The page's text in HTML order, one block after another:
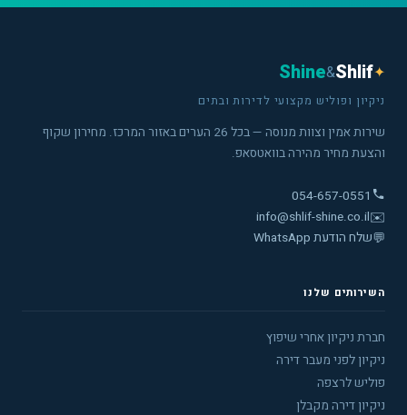
✦
Shlif
&
Shine
ניקיון ופוליש מקצועי לדירות ובתים
שירות אמין וצוות מנוסה — בכל 26 הערים באזור המרכז. מחירון שקוף
והצעת מחיר מהירה בוואטסאפ.
054-657-0551
✉️
info@shlif-shine.co.il
💬שלח הודעת WhatsApp
השירותים שלנו
חברת ניקיון אחרי שיפוץ
ניקיון לפני מעבר דירה
פוליש לרצפה
ניקיון דירה מקבלן